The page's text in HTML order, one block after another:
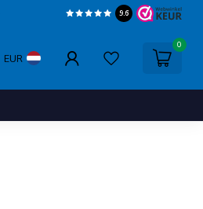
9.6
EUR
0